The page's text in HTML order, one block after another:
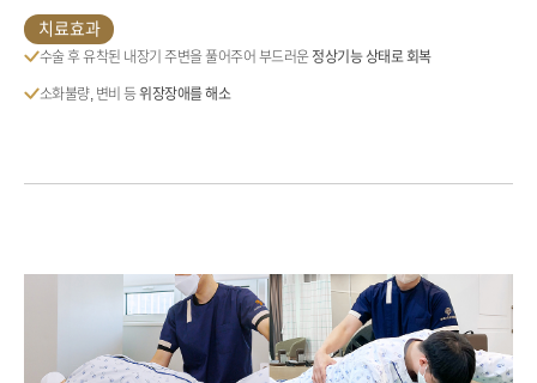
치료효과
수술 후 유착된 내장기 주변을 풀어주어 부드러운정상기능 상태로 회복
소화불량, 변비 등위장장애를 해소